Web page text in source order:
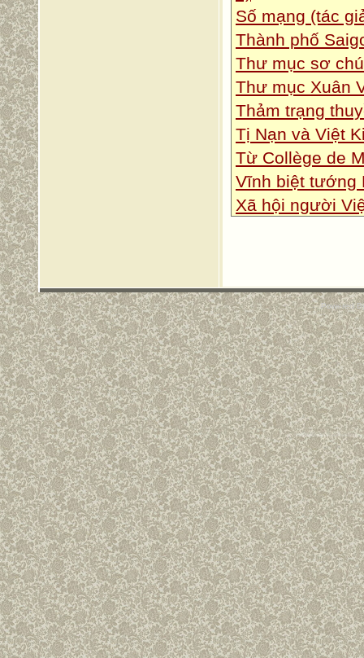
Số mạng (tác
Thành phố
Thư mục sơ
Thư mục Xuân
Thảm trạng
Tị Nạn và Việt
Từ Collège de
Vĩnh biệt tướng
Xã hội người
Powered